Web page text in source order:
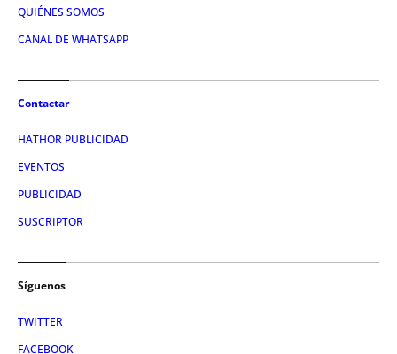
QUIÉNES SOMOS
CANAL DE WHATSAPP
Contactar
HATHOR PUBLICIDAD
EVENTOS
PUBLICIDAD
SUSCRIPTOR
Síguenos
TWITTER
FACEBOOK